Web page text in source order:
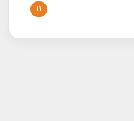
۱۱